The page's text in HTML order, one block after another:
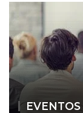
EVENTOS